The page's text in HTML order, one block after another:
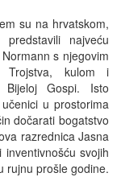
su na hrvatskom,
najveću
s njegovim
Trojstva, kulom i
Bijeloj Gospi. Isto
u prostorima
dočarati bogatstvo
razrednica Jasna
svojih
rujnu prošle godine.